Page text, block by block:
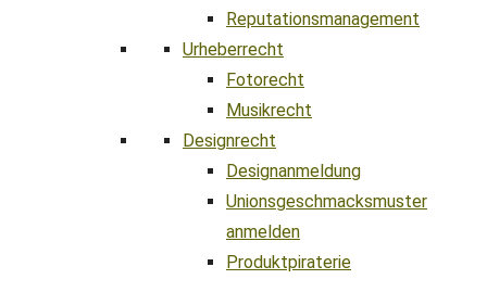
Reputationsmanagement
Urheberrecht
Fotorecht
Musikrecht
Designrecht
Designanmeldung
Unionsgeschmacksmuster
anmelden
Produktpiraterie